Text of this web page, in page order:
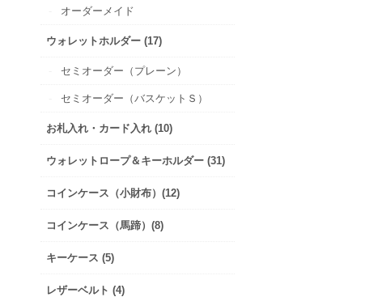
オーダーメイド
ウォレットホルダー (17)
セミオーダー（プレーン）
セミオーダー（バスケットＳ）
お札入れ・カード入れ (10)
ウォレットロープ＆キーホルダー (31)
コインケース（小財布）(12)
コインケース（馬蹄）(8)
キーケース (5)
レザーベルト (4)